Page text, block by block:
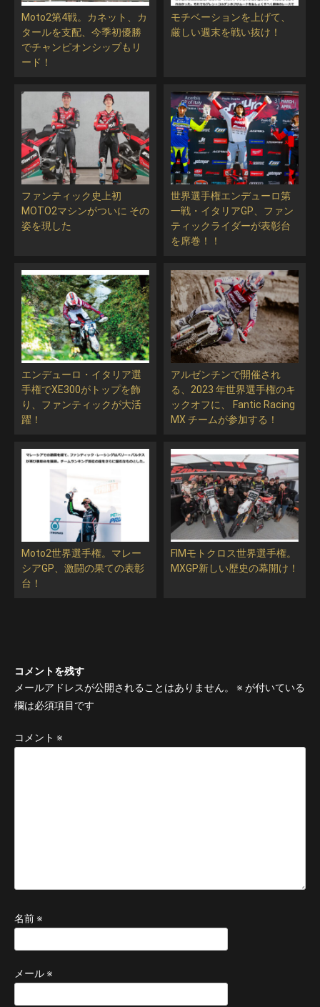
Moto2第4戦。カネット、カ
タールを支配、今季初優勝
でチャンピオンシップもリ
ード！
モチベーションを上げて、
厳しい週末を戦い抜け！
ファンティック史上初
MOTO2マシンがついに その
姿を現した
世界選手権エンデューロ第
一戦・イタリアGP、ファン
ティックライダーが表彰台
を席巻！！
エンデューロ・イタリア選
手権でXE300がトップを飾
り、ファンティックが大活
躍！
アルゼンチンで開催され
る、2023 年世界選手権のキ
ックオフに、 Fantic Racing
MX チームが参加する！
Moto2世界選手権。マレー
シアGP、激闘の果ての表彰
台！
FIMモトクロス世界選手権。
MXGP新しい歴史の幕開け！
コメントを残す
メールアドレスが公開されることはありません。
※ が付いている
欄は必須項目です
コメント ※
名前※
メール※